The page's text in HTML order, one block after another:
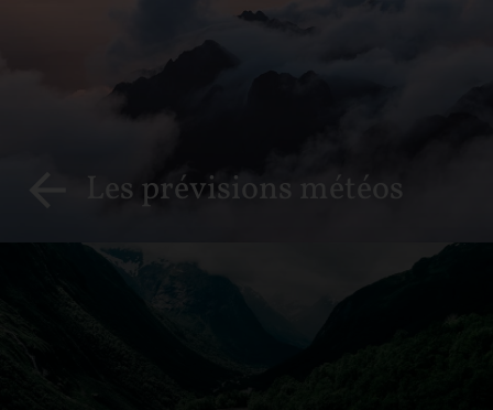
Les prévisions météos